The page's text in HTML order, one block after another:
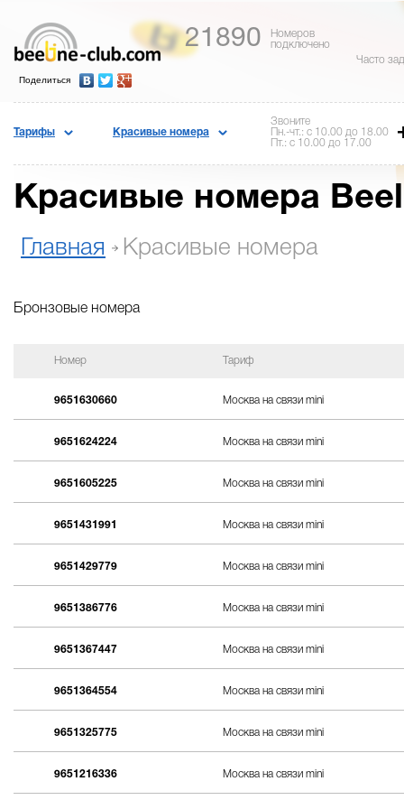
Поделиться
21890
Номеров
подключено
Часто
Тарифы Красивые номера
Звоните
Пн.-чт.: с 10.00 до 18.00
Пт.: с 10.00 до 17.00
Красивые номера
Главная Красивые номера
Бронзовые номера
Номер Тариф
9651630660 Москва на связи mini
9651624224 Москва на связи mini
9651605225 Москва на связи mini
9651431991 Москва на связи mini
9651429779 Москва на связи mini
9651386776 Москва на связи mini
9651367447 Москва на связи mini
9651364554 Москва на связи mini
9651325775 Москва на связи mini
9651216336 Москва на связи mini